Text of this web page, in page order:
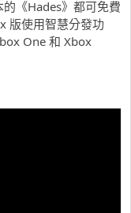
《Hades》都可免費
版使用智慧分發功
One 和 Xbox